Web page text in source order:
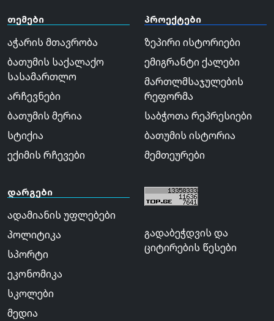
თემები
აჭარის მთავრობა
ბათუმის საქალაქო
სასამართლო
არჩევნები
ბათუმის მერია
სტიქია
ექიმის რჩევები
პროექტები
ზეპირი ისტორიები
ემიგრანტი ქალები
მართლმსაჯულების
რეფორმა
საბჭოთა რეპრესიები
ბათუმის ისტორია
მემთეურები
დარგები
ადამიანის უფლებები
პოლიტიკა
სპორტი
ეკონომიკა
სკოლები
მედია
გადაბეჭდვის და
ციტირების წესები